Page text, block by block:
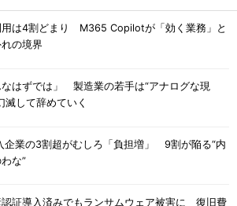
用は4割どまり M365 Copilotが「効く業務」と
の境界
なはずでは」 製造業の若手は“アナログな現
滅して辞めていく
企業の3割超がむしろ「負担増」 9割が陥る“内
な”
認証導入済みでもランサムウェア被害に 復旧費